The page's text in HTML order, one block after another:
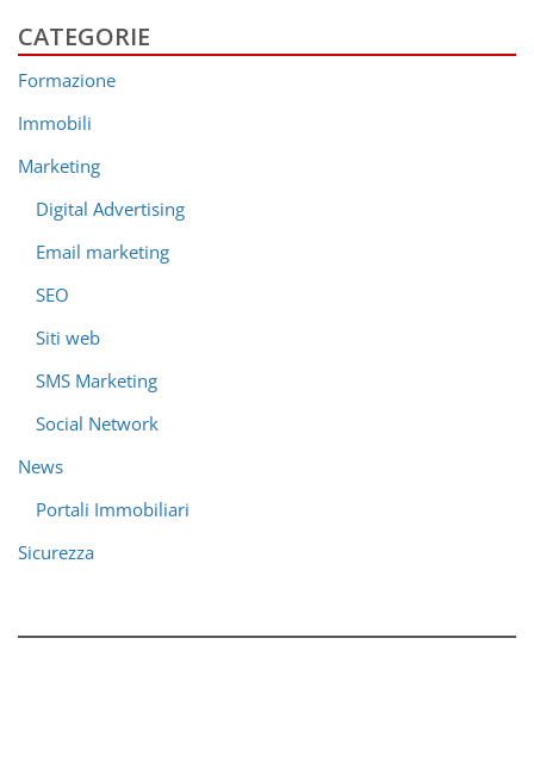
CATEGORIE
Formazione
Immobili
Marketing
Digital Advertising
Email marketing
SEO
Siti web
SMS Marketing
Social Network
News
Portali Immobiliari
Sicurezza